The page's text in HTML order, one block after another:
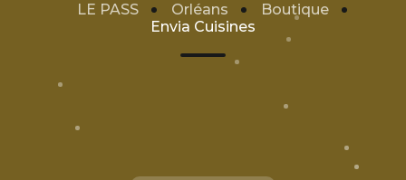
Rejoindre le Réseau
Traitement de mes données
LE PASS Orléans
Boutique
Envia Cuisines